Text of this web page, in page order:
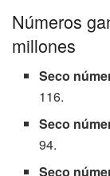
Números
millones
Seco
116.
Seco
94.
Seco